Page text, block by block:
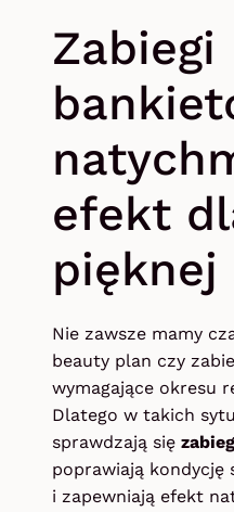
Zabiegi
efekt
pięknej
Nie zawsze mamy
beauty plan czy
wymagające okresu
Dlatego w takich
sprawdzają się
poprawiają kondycję
i zapewniają efekt